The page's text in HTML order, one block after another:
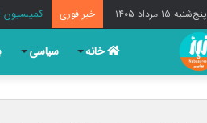
پنج‌شنبه ۱۵ مرداد ۱۴۰۵ خبر فوری کمیسیون
خانه سیاسی